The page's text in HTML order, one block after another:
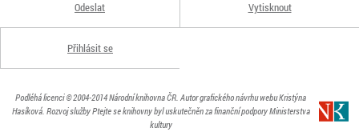
Odeslat Vytisknout
Přihlásit se
Podléhá licenci© 2004-2014Národní knihovna ČR. Autor grafického návrhu webu Kristýna
Hasíková. Rozvoj služby Ptejte se knihovny byl uskutečněn za finanční podpory Ministerstva
kultury